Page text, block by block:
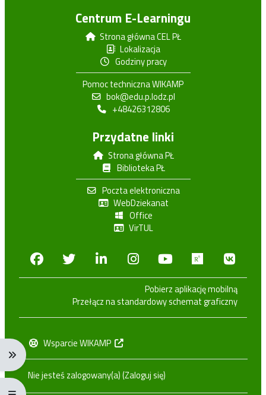
Rozwiń menu nawigacji: Ctrl + Alt + →
Centrum E-Learningu
Strona główna CEL PŁ
Lokalizacja
Godziny pracy
Pomoc techniczna WIKAMP
bok@edu.p.lodz.pl
+48426312806
Przydatne linki
Strona główna PŁ
Biblioteka PŁ
Poczta elektroniczna
WebDziekanat
Office
VirTUL
FacebookTwitterLinkedinInstagram
Youtube
Pobierz aplikację mobilną
Przełącz na standardowy schemat graficzny
Wsparcie WIKAMP
Nie jesteś zalogowany(a) (Zaloguj się)